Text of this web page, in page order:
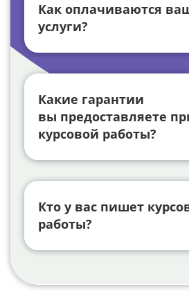
Как оплачиваются
услуги?
Какие гарантии
вы предоставляете
курсовой работы?
Кто у вас пишет
работы?